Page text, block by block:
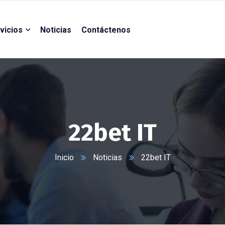
Noticias Contáctenos
22bet IT
Inicio Noticias 22bet IT